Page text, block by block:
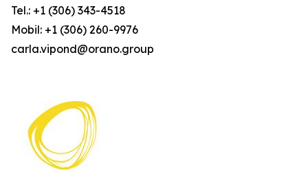
Tel.: +1 (306) 343-4518
Mobil: +1 (306) 260-9976
carla.vipond@orano.group